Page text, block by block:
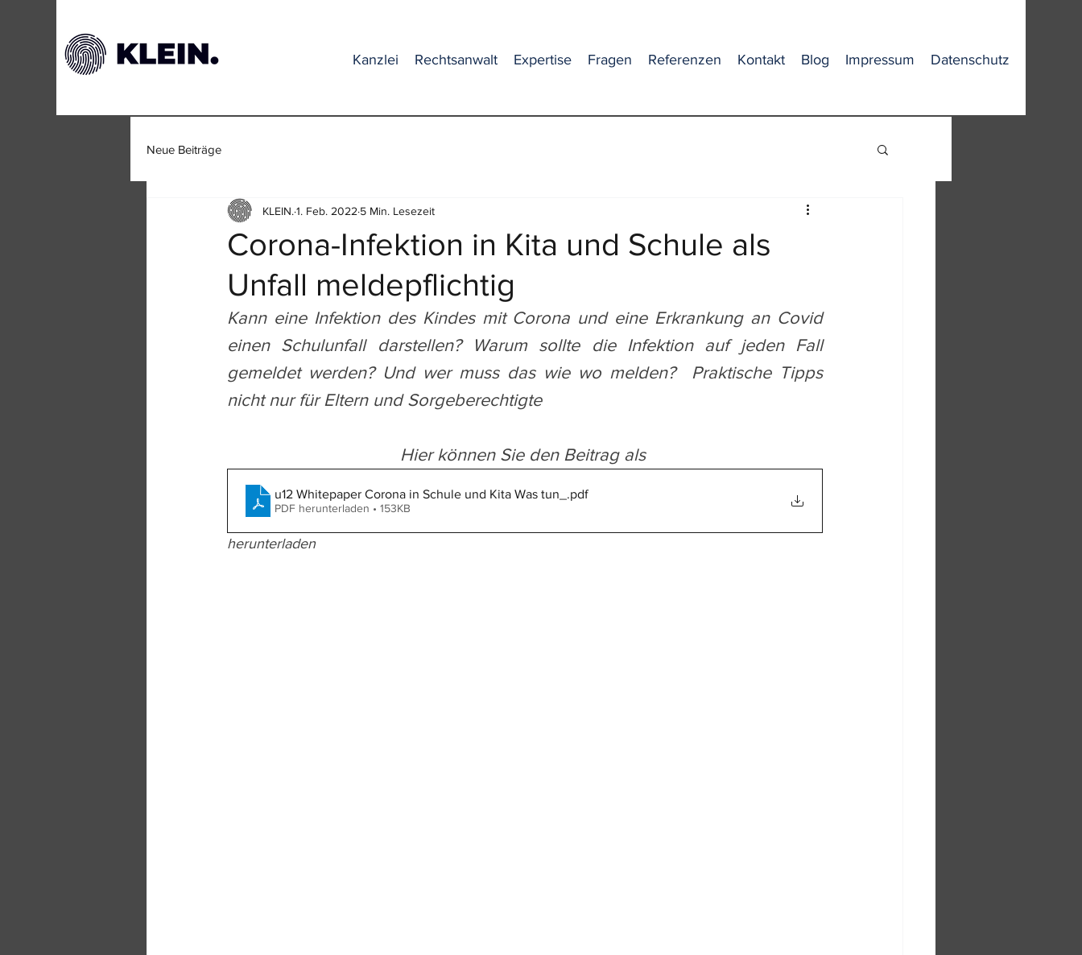
Kanzlei Rechtsanwalt Expertise Fragen Referenzen Kontakt Blog Impressum Datenschutz
Neue Beiträge
Corona-Infektion in Kita und Schule als
Unfall meldepflichtig
KLEIN. 1. Feb. 2022 5 Min. Lesezeit
Kann eine Infektion des Kindes mit Corona und eine Erkrankung an Covid
einen Schulunfall darstellen? Warum sollte die Infektion auf jeden Fall
gemeldet werden? Und wer muss das wie wo melden?  Praktische Tipps
nicht nur für Eltern und Sorgeberechtigte
Hier können Sie den Beitrag als
u12 Whitepaper Corona in Schule und Kita Was tun_ .pdf
PDF herunterladen • 153KB
herunterladen